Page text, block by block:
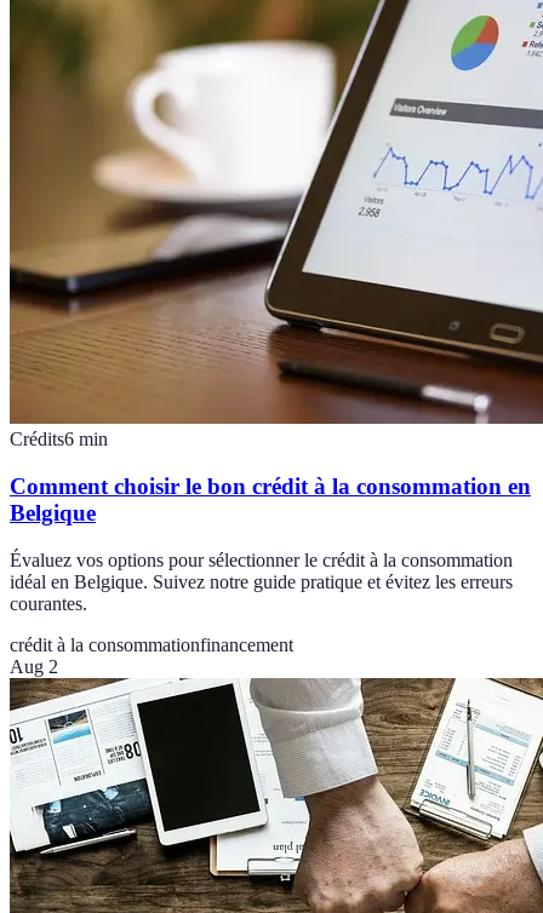
Crédits6 min
Comment choisir le bon crédit à la consommation en
Belgique
Évaluez vos options pour sélectionner le crédit à la consommation
idéal en Belgique. Suivez notre guide pratique et évitez les erreurs
courantes.
crédit à la consommationfinancement
Aug 2